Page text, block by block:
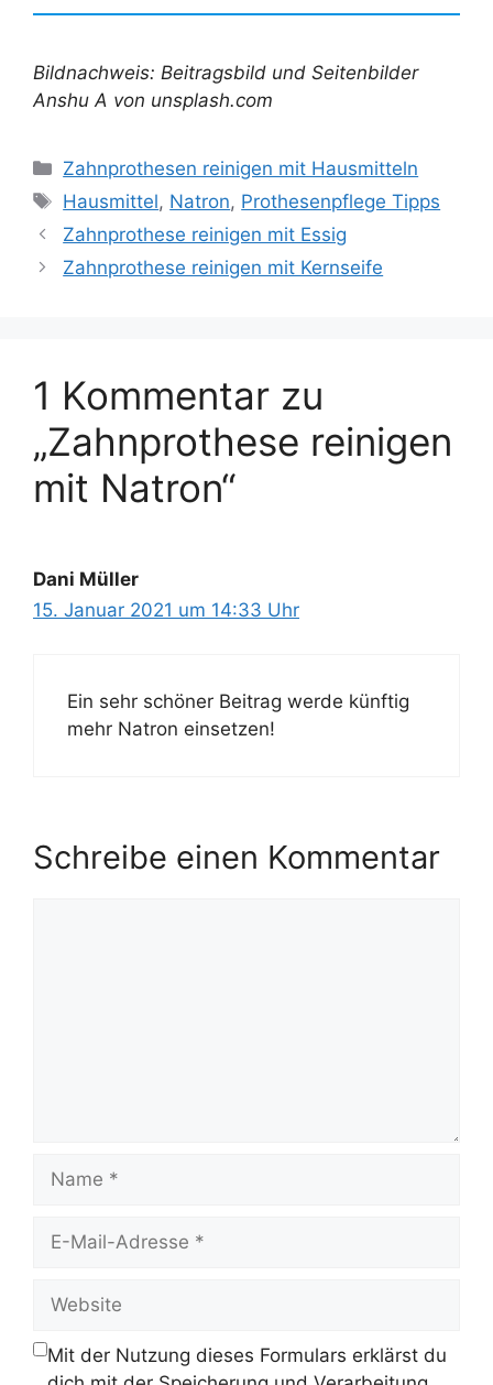
Bildnachweis: Beitragsbild und Seitenbilder
Anshu A von unsplash.com
Kategorien
Zahnprothesen reinigen mit Hausmitteln
Schlagwörter
Hausmittel, Natron, Prothesenpflege Tipps
Zahnprothese reinigen mit Essig
Zahnprothese reinigen mit Kernseife
1 Kommentar zu
„Zahnprothese reinigen
mit Natron“
Dani Müller
15. Januar 2021 um 14:33 Uhr
Ein sehr schöner Beitrag werde künftig
mehr Natron einsetzen!
Schreibe einen Kommentar
Mail-
Mit der Nutzung dieses Formulars erklärst du